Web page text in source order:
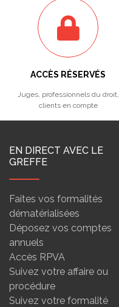
ACCÈS RÉSERVÉS
Juges, professionnels du droit,
clients en compte
EN DIRECT AVEC LE
GREFFE
Faites vos formalités
dématérialisées
Déposez vos comptes
annuels
Accès RPVA
Suivez votre affaire ou
procédure
Suivez votre formalité